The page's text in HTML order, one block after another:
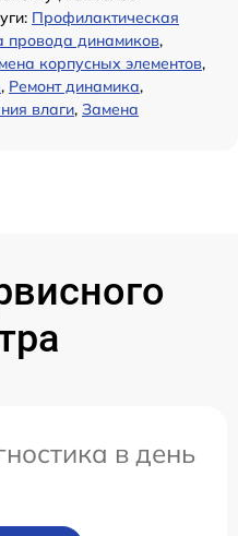
Профилактическая
провода динамиков,
корпусных элементов,
, Ремонт динамика,
влаги, Замена
в день